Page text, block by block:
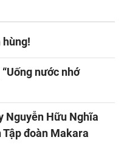
hùng!
nước nhớ
Nguyễn Hữu Nghĩa
Tập đoàn Makara